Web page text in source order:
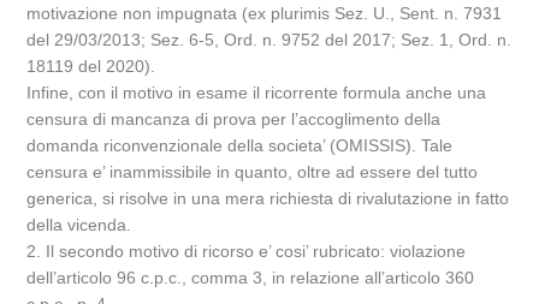
motivazione non impugnata (ex plurimis Sez. U., Sent. n. 7931
del 29/03/2013; Sez. 6-5, Ord. n. 9752 del 2017; Sez. 1, Ord. n.
18119 del 2020).
Infine, con il motivo in esame il ricorrente formula anche una
censura di mancanza di prova per l’accoglimento della
domanda riconvenzionale della societa’ (OMISSIS). Tale
censura e’ inammissibile in quanto, oltre ad essere del tutto
generica, si risolve in una mera richiesta di rivalutazione in fatto
della vicenda.
2. Il secondo motivo di ricorso e’ cosi’ rubricato: violazione
dell’articolo 96 c.p.c., comma 3, in relazione all’articolo 360